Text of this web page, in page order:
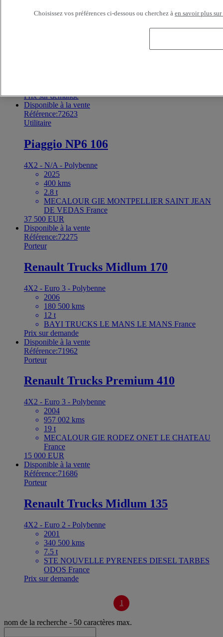
Prix sur demande
Disponible à la vente
Référence:72623
Utilitaire
Piaggio NP6 106
4X2 - N/A - Polybenne
2025
400 kms
2.8 t
MECALOUR GIE MONTPELLIER SAINT JEAN
DE VEDAS France
37 500 EUR
Disponible à la vente
Référence:72275
Porteur
Renault Trucks Midlum 170
4X2 - Euro 3 - Polybenne
2006
180 500 kms
12 t
BAYI TRUCKS LE MANS LE MANS France
Prix sur demande
Disponible à la vente
Référence:71962
Porteur
Renault Trucks Premium 410
4X2 - Euro 3 - Polybenne
2004
957 002 kms
19 t
MECALOUR GIE RODEZ ONET LE CHATEAU
France
15 000 EUR
Disponible à la vente
Référence:71686
Porteur
Renault Trucks Midlum 135
4X2 - Euro 2 - Polybenne
2001
340 500 kms
7.5 t
STE NOUVELLE PYRENEES DIESEL TARBES
ODOS France
Prix sur demande
1
nom de la recherche - 50 caractères max.
Choisissez vos préférences ci-dessous ou cherchez à en savoir plus